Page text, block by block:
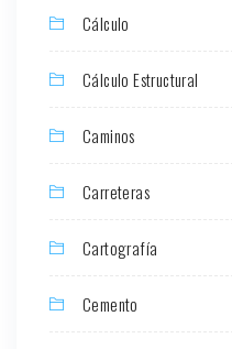
Cálculo
Cálculo Estructural
Caminos
Carreteras
Cartografía
Cemento